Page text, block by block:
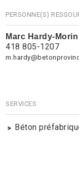
PERSONNE(S)
Marc Hardy-
418 805-1207
SERVICES
Béton